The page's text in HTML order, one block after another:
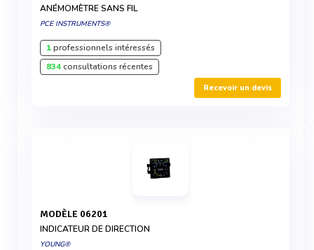
ANÉMOMÈTRE SANS FIL
PCE INSTRUMENTS®
1professionnels intéressés
834consultations récentes
Recevoir un devis
MODÈLE 06201
INDICATEUR DE DIRECTION
YOUNG®